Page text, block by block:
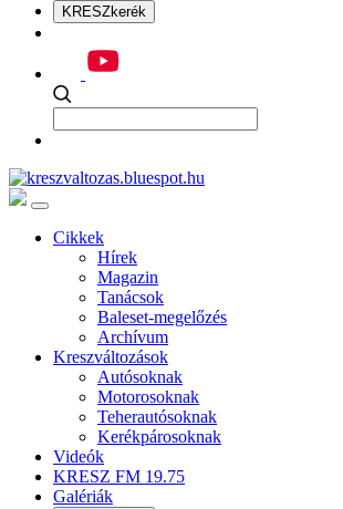
KRESZkerék
Cikkek
Hírek
Magazin
Tanácsok
Baleset-megelőzés
Archívum
Kreszváltozások
Autósoknak
Motorosoknak
Teherautósoknak
Kerékpárosoknak
Videók
KRESZ FM 19.75
Galériák